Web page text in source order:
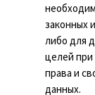
законных
либо для
целей при
права и
данных.